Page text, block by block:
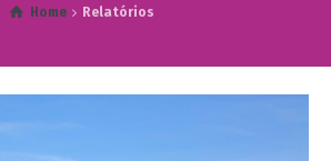
Home Relatórios